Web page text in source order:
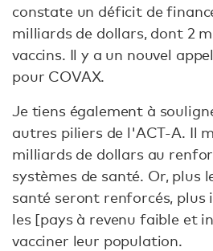
constate un déficit de
milliards de dollars, dont 2
vaccins. Il y a un nouvel
pour COVAX.
Je tiens également à
autres piliers de l'ACT-A. Il
milliards de dollars au
systèmes de santé. Or, plus
santé seront renforcés, plus
les [pays à revenu faible et
vacciner leur population.